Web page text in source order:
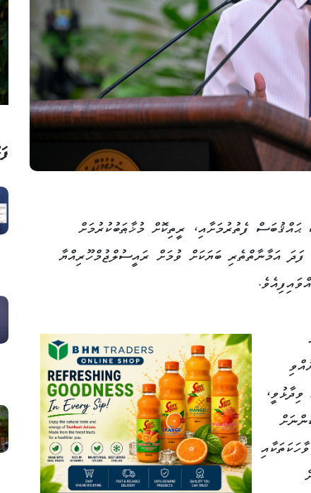
ފެތުރުމަށާއި، ރީތިކޮށް މުޚާޠަބުކުރުމަށް
އަމާނާތްތެރި ބަޔަކަށް ވުމަށް ރައީސުލްޖުމްހޫރިއްޔާ